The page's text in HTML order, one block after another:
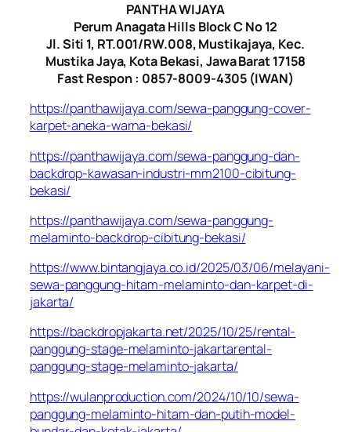
PANTHA WIJAYA
Perum Anagata Hills Block C No 12
Jl. Siti 1, RT.001/RW.008, Mustikajaya, Kec.
Mustika Jaya, Kota Bekasi, Jawa Barat 17158
Fast Respon : 0857-8009-4305 (IWAN)
https://panthawijaya.com/sewa-panggung-cover-
karpet-aneka-warna-bekasi/
https://panthawijaya.com/sewa-panggung-dan-
backdrop-kawasan-industri-mm2100-cibitung-
bekasi/
https://panthawijaya.com/sewa-panggung-
melaminto-backdrop-cibitung-bekasi/
https://www.bintangjaya.co.id/2025/03/06/melayani-
sewa-panggung-hitam-melaminto-dan-karpet-di-
jakarta/
https://backdropjakarta.net/2025/10/25/rental-
panggung-stage-melaminto-jakartarental-
panggung-stage-melaminto-jakarta/
https://wulanproduction.com/2024/10/10/sewa-
panggung-melaminto-hitam-dan-putih-model-